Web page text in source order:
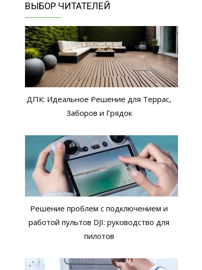
ВЫБОР ЧИТАТЕЛЕЙ
ДПК: Идеальное Решение для Террас,
Заборов и Грядок
Решение проблем с подключением и
работой пультов DJI: руководство для
пилотов